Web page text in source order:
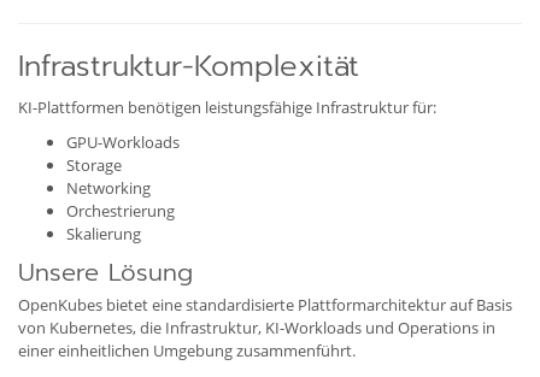
Infrastruktur-Komplexität
KI-Plattformen benötigen leistungsfähige Infrastruktur für:
GPU-Workloads
Storage
Networking
Orchestrierung
Skalierung
Unsere Lösung
OpenKubes bietet eine standardisierte Plattformarchitektur auf Basis
von Kubernetes, die Infrastruktur, KI-Workloads und Operations in
einer einheitlichen Umgebung zusammenführt.